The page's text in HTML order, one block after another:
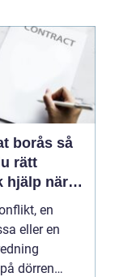
så
rätt
hjälp när
en
eller en
dörren